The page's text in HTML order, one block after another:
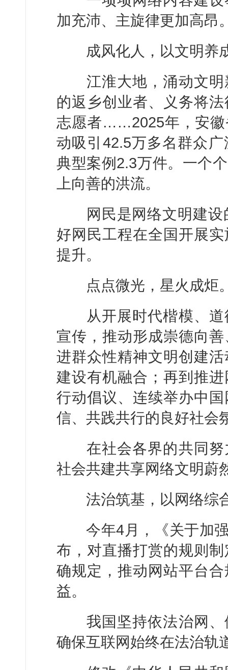
加充沛、主旋律更加高昂
成风化人，以文明养
江淮大地，涌动文明
的返乡创业者、义务将
志愿者……2025年，安徽
动吸引42.5万多名群众
典型案例2.3万件。一个
上向善的洪流。
网民是网络文明建设
好网民工程在全国开展
提升。
点点微光，星火成炬
从开展时代楷模、道
宣传，推动形成崇德向
进群众性精神文明创建
建设有机融合；再到推
行动倡议、连续举办中
信、共践共行的良好社
在社会各界的共同努
社会共建共享网络文明蔚
法治筑基，以网络综
今年4月，《关于加强
布，对直播打赏的规则
确规定，推动网站平台
益。
我国坚持依法治网、
确保互联网始终在法治轨